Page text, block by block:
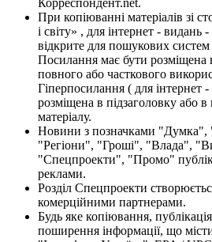
При копіюванні матеріалів зі
і світу» , для інтернет - видань
відкрите для пошукових систем
Посилання має бути розміщена
повного або часткового
Гіперпосилання ( для інтернет
розміщена в підзаголовку або
матеріалу.
Новини з позначками "Думка",
"Регіони", "Гроші", "Влада",
"Спецпроекти", "Промо"
реклами.
Розділ Спецпроекти
комерційними партнерами.
Будь яке копіювання,
поширення інформації, що